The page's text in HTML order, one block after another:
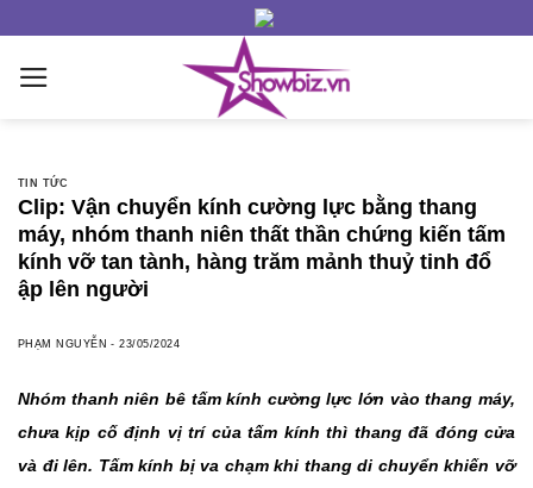
content
TIN TỨC
Clip: Vận chuyển kính cường lực bằng thang
máy, nhóm thanh niên thất thần chứng kiến tấm
kính vỡ tan tành, hàng trăm mảnh thuỷ tinh đổ
ập lên người
PHẠM NGUYỄN -23/05/2024
Nhóm thanh niên bê tấm kính cường lực lớn vào thang máy,
chưa kịp cố định vị trí của tấm kính thì thang đã đóng cửa
và đi lên. Tấm kính bị va chạm khi thang di chuyển khiến vỡ